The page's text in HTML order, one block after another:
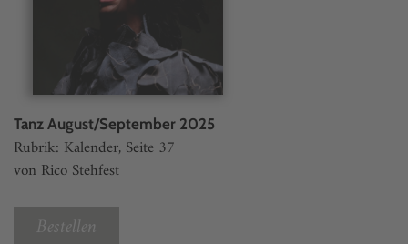
Tanz August/September 2025
Rubrik: Kalender, Seite 37
von Rico Stehfest
Bestellen